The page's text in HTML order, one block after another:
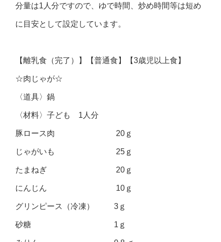
分量は1人分ですので、ゆで時間、炒め時間等は短め
に目安として設定しています。
【離乳食（完了）】【普通食】【3歳児以上食】
☆肉じゃが☆
〈道具〉鍋
〈材料〉子ども 1人分
豚ロース肉 20ｇ
じゃがいも 25ｇ
たまねぎ 20ｇ
にんじん 10ｇ
グリンピース（冷凍） 3ｇ
砂糖 1ｇ